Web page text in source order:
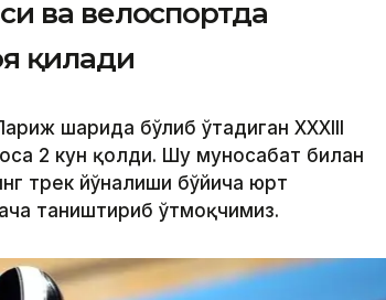
ва велоспортда
қилади
шаҳрида бўлиб ўтадиган XXXIII
2 кун қолди. Шу муносабат билан
трек йўналиши бўйича юрт
таништириб ўтмоқчимиз.